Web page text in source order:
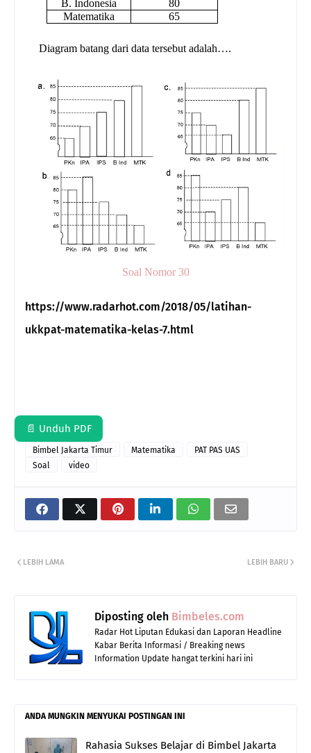
B. Indonesia
80
Matematika
65
Diagram batang dari data tersebut adalah….
Soal Nomor 30
https://www.radarhot.com/2018/05/latihan-
ukkpat-matematika-kelas-7.html
📄 Unduh PDF
Bimbel Jakarta Timur Matematika
PAT PAS UAS
Soal
video
LEBIH BARU
LEBIH LAMA
Diposting oleh Bimbeles.com
Radar Hot Liputan Edukasi dan Laporan Headline
Kabar Berita Informasi / Breaking news
Information Update hangat terkini hari ini
ANDA MUNGKIN MENYUKAI POSTINGAN INI
Rahasia Sukses Belajar di Bimbel Jakarta